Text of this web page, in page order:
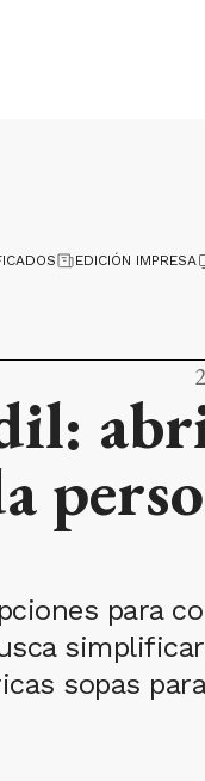
EDICIÓN IMPRESA
para
sopas